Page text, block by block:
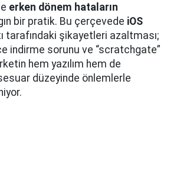
erken dönem hataların
bir pratik. Bu çerçevede iOS
tarafındaki şikayetleri azaltması;
indirme sorunu ve “scratchgate”
hem yazılım hem de
düzeyinde önlemlerle